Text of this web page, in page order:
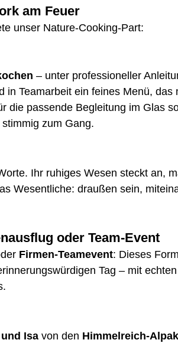
am Feuer
unser Nature-Cooking-Part:
– unter professioneller
in Teamarbeit ein feines Menü, das
die passende Begleitung im Glas
zum Gang.
Ihr ruhiges Wesen steckt an,
Wesentliche: draußen sein,
oder Team-Event
Firmen-Teamevent: Dieses
Tag – mit
Isa von den Himmelreich-